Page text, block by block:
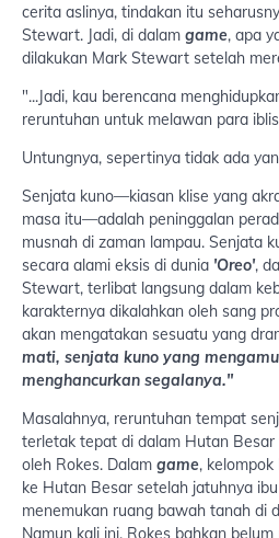
cerita aslinya, tindakan itu
Stewart. Jadi, di dalam game, apa
dilakukan Mark Stewart setelah
"...Jadi, kau berencana
reruntuhan untuk melawan para
Untungnya, sepertinya tidak ada
Senjata kuno—kiasan klise yang
masa itu—adalah peninggalan
musnah di zaman lampau. Senjata
secara alami eksis di dunia 'Oreo',
Stewart, terlibat langsung dalam
karakternya dikalahkan oleh sang
akan mengatakan sesuatu yang
mati, senjata kuno yang
menghancurkan segalanya."
Masalahnya, reruntuhan tempat
terletak tepat di dalam Hutan Besar
oleh Rokes. Dalam game,
ke Hutan Besar setelah jatuhnya
menemukan ruang bawah tanah di
Namun kali ini, Rokes bahkan